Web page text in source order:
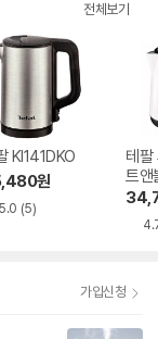
전체보기
KI141DKO
원
5.0 (5)
테팔
트앤
가입신청